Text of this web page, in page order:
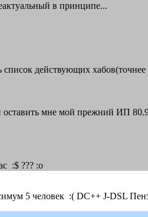
в принципе...
список действующих
мне мой прежний ИП
:$ ??? :o
5 человек :( DC++ J-DSL